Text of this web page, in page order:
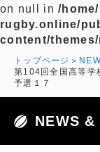
on null in/
rugby.online/
content/
トップページ
第104回全国高等学
予選１７
NEWS &